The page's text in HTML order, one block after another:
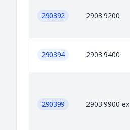
290392 2903.9200
290394 2903.9400
290399 2903.9900 ex